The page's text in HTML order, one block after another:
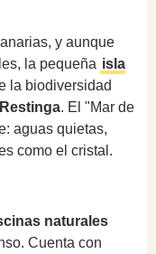
y aunque
la pequeña isla
la biodiversidad
. El "Mar de
aguas quietas,
como el cristal.
naturales
Cuenta con